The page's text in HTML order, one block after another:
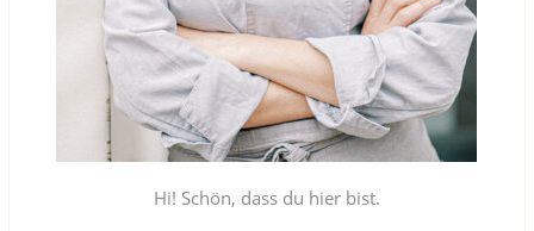
Hi! Schön, dass du hier bist.